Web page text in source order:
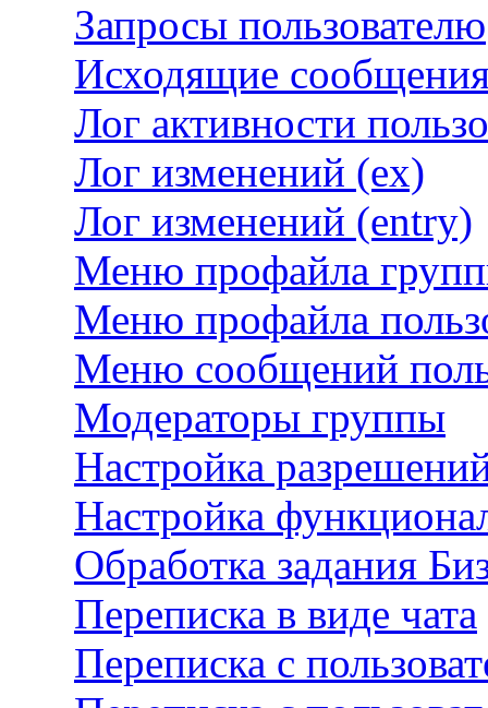
Запросы пользователю
Исходящие
Лог активности
Лог изменений (ex)
Лог изменений (entry)
Меню профайла
Меню профайла
Меню сообщений
Модераторы группы
Настройка
Настройка
Обработка задания
Переписка в виде чата
Переписка с